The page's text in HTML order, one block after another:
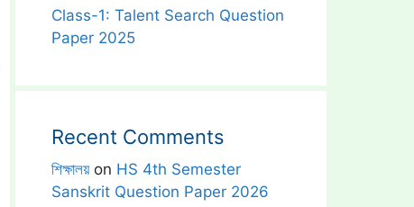
Class-1: Talent Search Question
Paper 2025
Recent Comments
শিক্ষালয়on HS 4th Semester
Sanskrit Question Paper 2026